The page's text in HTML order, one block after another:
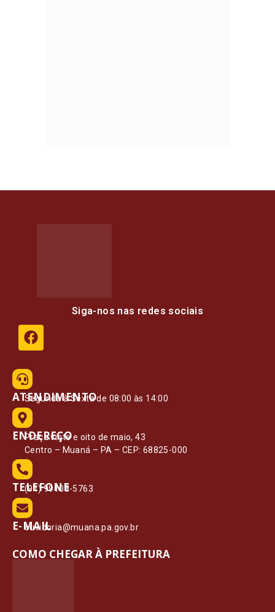
Siga-nos nas redes sociais
ATENDIMENTO
Segunda à Sexta de 08:00 às 14:00
ENDEREÇO
Praça vinte e oito de maio, 43
Centro – Muaná – PA – CEP: 68825-000
TELEFONE
(91) 99108-5763
E-MAIL
ouvidoria@muana.pa.gov.br
COMO CHEGAR À PREFEITURA